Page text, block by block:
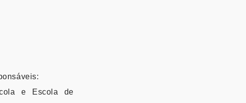
e Escola de